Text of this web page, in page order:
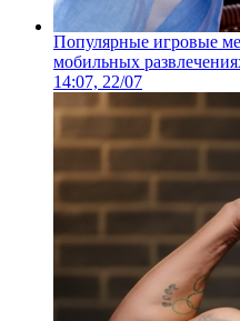
Популярные игровые
мобильных
14:07, 22/07